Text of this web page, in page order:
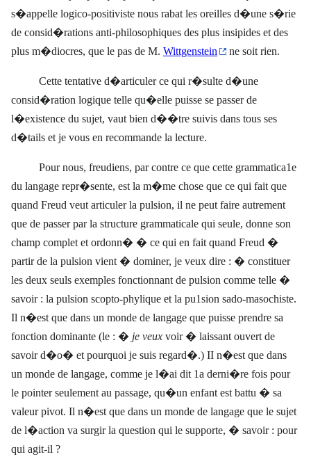
s�appelle logico-positiviste nous rabat les oreilles d�une s�rie
de consid�rations anti-philosophiques des plus insipides et des
plus m�diocres, que le pas de M. Wittgenstein ne soit rien.
Cette tentative d�articuler ce qui r�sulte d�une
consid�ration logique telle qu�elle puisse se passer de
l�existence du sujet, vaut bien d��tre suivis dans tous ses
d�tails et je vous en recommande la lecture.
Pour nous, freudiens, par contre ce que cette grammatica1e
du langage repr�sente, est la m�me chose que ce qui fait que
quand Freud veut articuler la pulsion, il ne peut faire autrement
que de passer par la structure grammaticale qui seule, donne son
champ complet et ordonn� � ce qui en fait quand Freud �
partir de la pulsion vient � dominer, je veux dire : � constituer
les deux seuls exemples fonctionnant de pulsion comme telle �
savoir : la pulsion scopto-phylique et la pu1sion sado-masochiste.
Il n�est que dans un monde de langage que puisse prendre sa
fonction dominante (le : � je veux voir � laissant ouvert de
savoir d�o� et pourquoi je suis regard�.) II n�est que dans
un monde de langage, comme je l�ai dit 1a derni�re fois pour
le pointer seulement au passage, qu�un enfant est battu � sa
valeur pivot. Il n�est que dans un monde de langage que le sujet
de l�action va surgir la question qui le supporte, � savoir : pour
qui agit-il ?